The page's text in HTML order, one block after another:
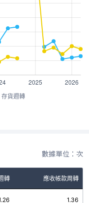
存貨週轉
數據單位：次
轉 應收帳款周轉
1.36